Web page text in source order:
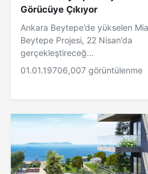
Görücüye Çıkıyor
Ankara Beytepe’de yükselen
Beytepe Projesi, 22 Nisan’da
gerçekleştireceğ...
01.01.19706,007 görüntülenme